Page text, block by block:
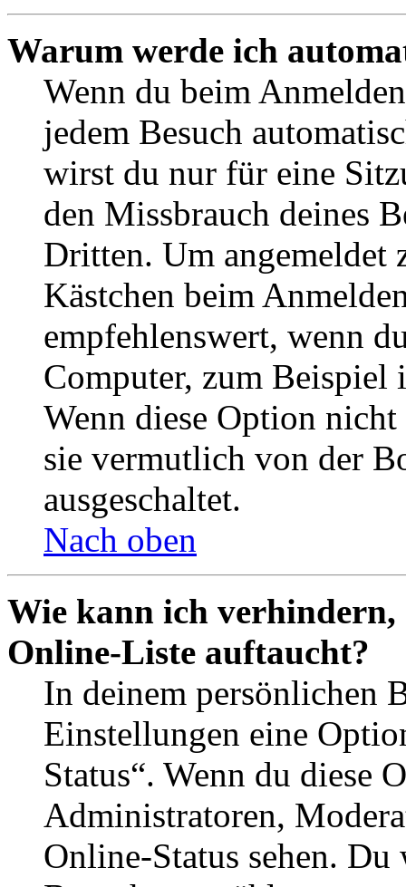
Warum werde ich
Wenn du beim
jedem Besuch
wirst du nur für eine
den Missbrauch deines
Dritten. Um angemeldet
Kästchen beim
empfehlenswert, wenn
Computer, zum Beispiel
Wenn diese Option
sie vermutlich von der
ausgeschaltet.
Nach oben
Wie kann ich verhindern,
Online-Liste auftaucht?
In deinem persönlichen
Einstellungen eine
Status“. Wenn du diese
Administratoren,
Online-Status sehen.